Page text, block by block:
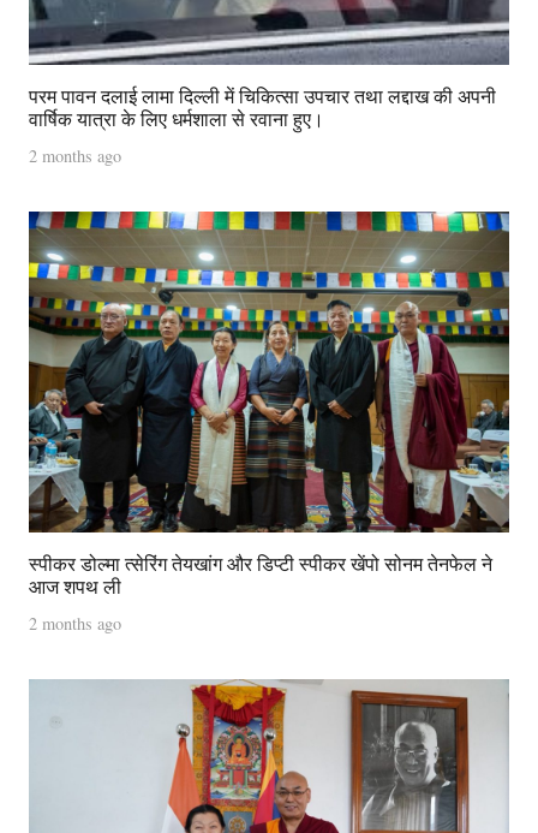
परम पावन दलाई लामा दिल्ली में चिकित्सा उपचार तथा लद्दाख की अपनी
वार्षिक यात्रा के लिए धर्मशाला से रवाना हुए।
2 months ago
स्पीकर डोल्मा त्सेरिंग तेयखांग और डिप्टी स्पीकर खेंपो सोनम तेनफेल ने
आज शपथ ली
2 months ago